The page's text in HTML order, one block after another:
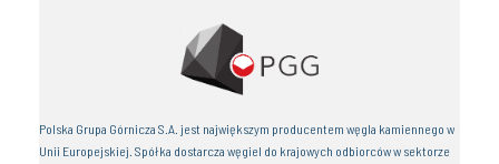
Polska Grupa Górnicza S.A. jest największym producentem węgla kamiennego w
Unii Europejskiej. Spółka dostarcza węgiel do krajowych odbiorców w sektorze